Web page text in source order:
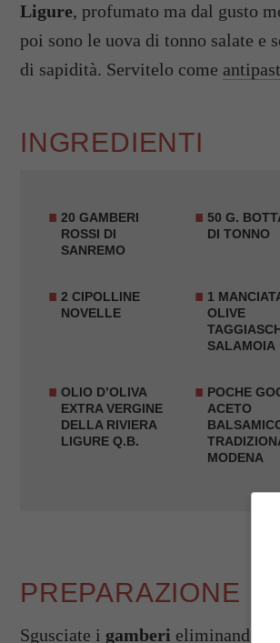
Ligure, profumato ma dal gusto
poi sono le uova di tonno salate e
di sapidità. Servitelo come
INGREDIENTI
20 GAMBERI
ROSSI DI
SANREMO
50 G.
DI TONNO
2 CIPOLLINE
NOVELLE
1
OLIVE
SALAMOIA
OLIO D’OLIVA
EXTRA VERGINE
DELLA RIVIERA
LIGURE Q.B.
POCHE
ACETO
MODENA
PREPARAZIONE
Sgusciate i gamberi eliminando il